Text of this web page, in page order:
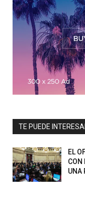
TE PUEDE
EL
CON
UNA